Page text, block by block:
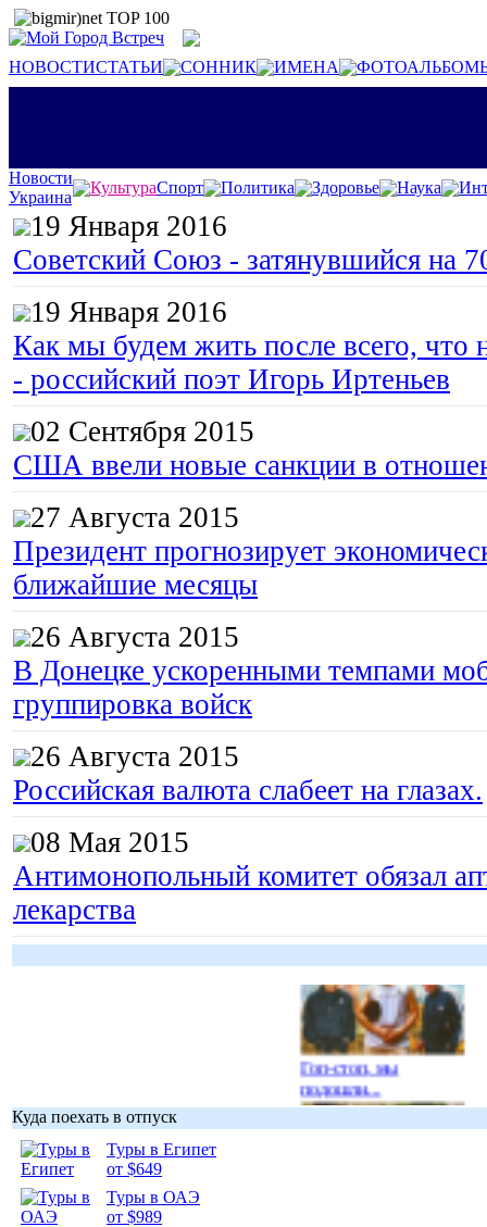
НОВОСТИСТАТЬИ СОННИК ИМЕНА
Новости
Украина
КультураСпорт Политика Здоровье Наука
19 Января 2016
Советский Союз - затянувшийся на
19 Января 2016
Как мы будем жить после всего, что
- российский поэт Игорь Иртеньев
02 Сентября 2015
США ввели новые санкции в
27 Августа 2015
Президент прогнозирует
ближайшие месяцы
26 Августа 2015
В Донецке ускоренными темпами
группировка войск
26 Августа 2015
Российская валюта слабеет на глазах.
08 Мая 2015
Антимонопольный комитет обязал
лекарства
Гоп-стоп, мы
подошли...
Куда поехать в отпуск
Туры в Египет
от $649
Туры в ОАЭ
от $989